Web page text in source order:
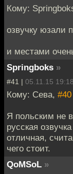
Кому:
озвучку юзали
и местами
Springboks »
#41 | 05.11.15 19:18
Кому: Сева, #40
Я польским не
русская
отличная,
чего стоит.
QoMSoL »